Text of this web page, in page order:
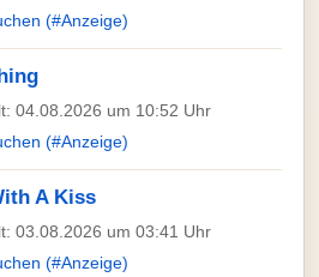
(#Anzeige)
04.08.2026 um 10:52 Uhr
(#Anzeige)
A Kiss
03.08.2026 um 03:41 Uhr
(#Anzeige)